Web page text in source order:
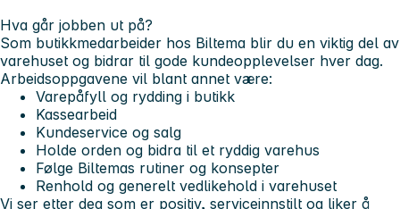
Hva går jobben ut på?
Som butikkmedarbeider hos Biltema blir du en viktig del av
varehuset og bidrar til gode kundeopplevelser hver dag.
Arbeidsoppgavene vil blant annet være:
Varepåfyll og rydding i butikk
Kassearbeid
Kundeservice og salg
Holde orden og bidra til et ryddig varehus
Følge Biltemas rutiner og konsepter
Renhold og generelt vedlikehold i varehuset
Vi ser etter deg som er positiv, serviceinnstilt og liker å